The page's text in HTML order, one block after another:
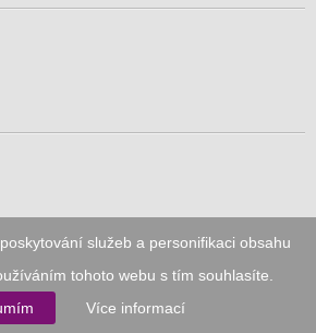
služeb a personifikaci obsahu
tohoto webu s tím souhlasíte.
Více informací
je členem Asociace pro elektronickou